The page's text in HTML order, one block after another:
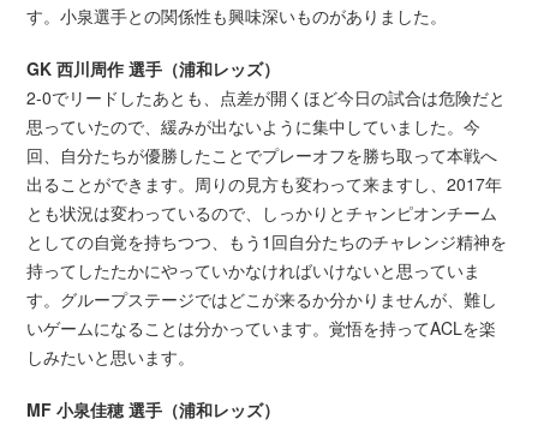
す。小泉選手との関係性も興味深いものがありました。
GK 西川周作 選手（浦和レッズ）
2-0でリードしたあとも、点差が開くほど今日の試合は危険だと
思っていたので、緩みが出ないように集中していました。今
回、自分たちが優勝したことでプレーオフを勝ち取って本戦へ
出ることができます。周りの見方も変わって来ますし、2017年
とも状況は変わっているので、しっかりとチャンピオンチーム
としての自覚を持ちつつ、もう1回自分たちのチャレンジ精神を
持ってしたたかにやっていかなければいけないと思っていま
す。グループステージではどこが来るか分かりませんが、難し
いゲームになることは分かっています。覚悟を持ってACLを楽
しみたいと思います。
MF 小泉佳穂 選手（浦和レッズ）